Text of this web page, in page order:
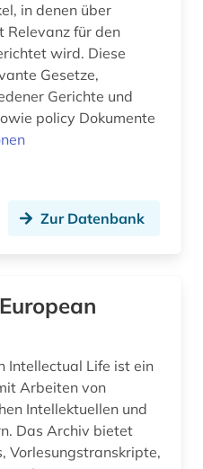
kulturwissenschaften (1)
literaturwissenschaft (1)
in denen über
Relevanz für den
wird. Diese
Gesetze,
Gerichte und
policy Dokumente
Zur Datenbank
Intellectual Life ist ein
Arbeiten von
Intellektuellen und
Das Archiv bietet
Vorlesungstranskripte,